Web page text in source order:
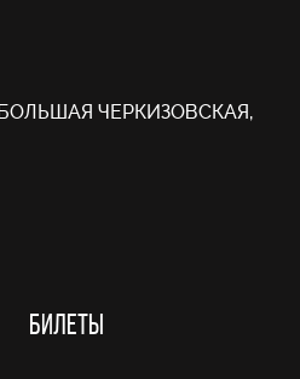
БОЛЬШАЯ ЧЕРКИЗОВСКАЯ,
БИЛЕТЫ